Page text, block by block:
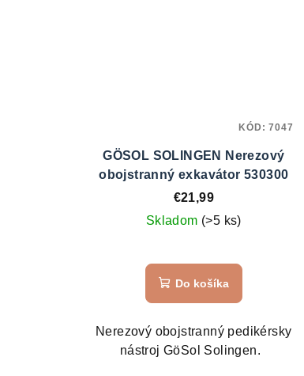
GÖSOL SOLINGEN Nerezový
obojstranný exkavátor 530300
€21,99
Skladom (>5 ks)
Do košíka
Nerezový obojstranný pedikérsky
nástroj GöSol Solingen.
KÓD:7047